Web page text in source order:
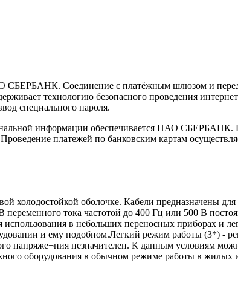
Соединение с платёжным шлюзом и
технологию безопасного проведения
специального пароля.
информации обеспечивается ПАО СБЕРБАНК.
платежей по банковским картам
холодостойкой оболочке. Кабели предназначены
тока частотой до 400 Гц или 500 В
в небольших перенос­ных приборах и
и ему подобном.Легкий режим работы (3*) -
напряже¬ния незначителен. К данным условиям
оборудования в обычном режиме работы в жилых